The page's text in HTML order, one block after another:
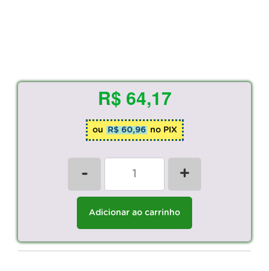
R$ 64,17
ou R$ 60,96 no PIX
- +
Adicionar ao carrinho